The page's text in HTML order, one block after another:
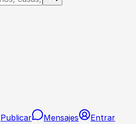
Publicar Mensajes Entrar